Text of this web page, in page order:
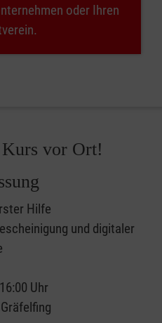
oder Ihren
vor Ort!
Hilfe
und digitaler
Uhr